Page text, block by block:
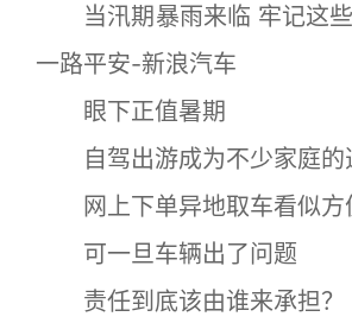
当汛期暴雨来临 牢记这些
一路平安-新浪汽车
眼下正值暑期
自驾出游成为不少家庭的
网上下单异地取车看似方
可一旦车辆出了问题
责任到底该由谁来承担？